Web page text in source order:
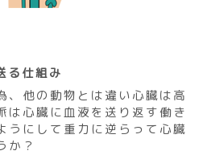
る仕組み
、他の動物とは違い心臓は高
は心臓に血液を送り返す働き
うにして重力に逆らって心臓
か？